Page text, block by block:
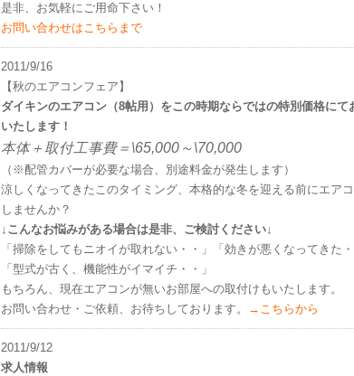
是非、お気軽にご用命下さい！
お問い合わせはこちらまで
2011/9/16
【秋のエアコンフェア】
ダイキンのエアコン（8帖用）をこの時期ならではの特別価格にて
いたします！
本体＋取付工事費＝\65,000～\70,000
（※配管カバーが必要な場合、別途料金が発生します）
涼しくなってきたこのタイミング、本格的な冬を迎える前にエア
しませんか？
↓こんなお悩みがある場合は是非、ご検討ください↓
「掃除をしてもニオイが取れない・・」「効きが悪くなってきた・
「型式が古く、機能性がイマイチ・・」
もちろん、現在エアコンが無いお部屋への取付けもいたします。
お問い合わせ・ご依頼、お待ちしております。
→こちらから
2011/9/12
求人情報